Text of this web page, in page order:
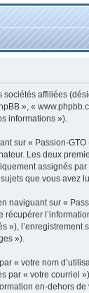
affiliées
», «
informations »).
sur « Passion-
Les deux
assignés
que vous avez
naviguant sur «
»).
« votre nom
« votre courriel
en-dehors